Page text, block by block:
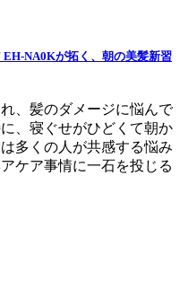
NA0Kが拓く、朝の美髪新習
、髪のダメージに悩んで
、寝ぐせがひどくて朝か
多くの人が共感する悩み
ケア事情に一石を投じる